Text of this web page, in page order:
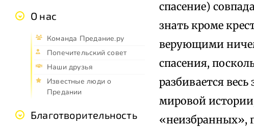
О нас
Команда Предание.ру
Попечительский совет
Наши друзья
Известные люди о
Предании
Благотворительность
спасение)
знать кроме
верующими
спасения,
разбивается
мировой
«неизбранных»,